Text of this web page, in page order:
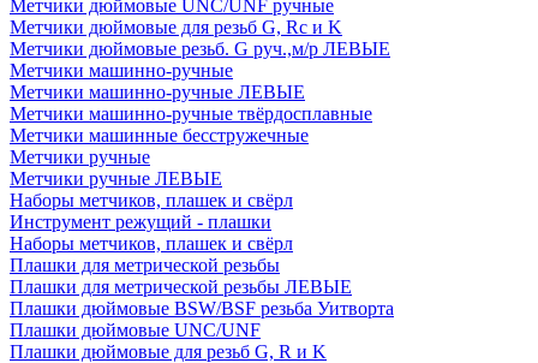
Метчики дюймовые UNC/UNF ручные
Метчики дюймовые для резьб G, Rc и K
Метчики дюймовые резьб. G руч.,м/р ЛЕВЫЕ
Метчики машинно-ручные
Метчики машинно-ручные ЛЕВЫЕ
Метчики машинно-ручные твёрдосплавные
Метчики машинные бесстружечные
Метчики ручные
Метчики ручные ЛЕВЫЕ
Наборы метчиков, плашек и свёрл
Инструмент режущий - плашки
Наборы метчиков, плашек и свёрл
Плашки для метрической резьбы
Плашки для метрической резьбы ЛЕВЫЕ
Плашки дюймовые BSW/BSF резьба Уитворта
Плашки дюймовые UNC/UNF
Плашки дюймовые для резьб G, R и K